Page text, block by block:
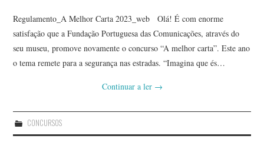
Regulamento_A Melhor Carta 2023_web Olá! É com enorme
satisfação que a Fundação Portuguesa das Comunicações, através do
seu museu, promove novamente o concurso “A melhor carta”. Este ano
o tema remete para a segurança nas estradas. “Imagina que és…
Continuar a ler →
CONCURSOS